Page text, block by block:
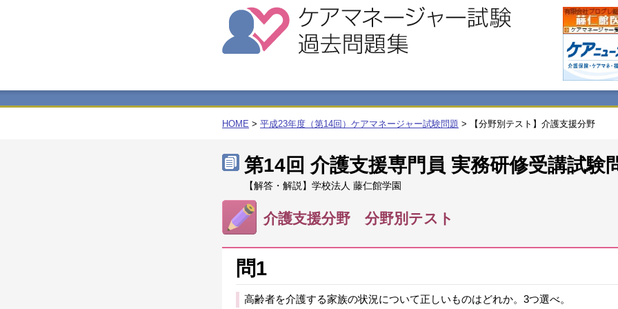
HOME > 平成23年度（第14回）ケアマネージャー試験問題 > 【分野別テスト】介護支援分野
第14回 介護支援専門員 実務研修受講試験
【解答・解説】学校法人 藤仁館学園
介護支援分野 分野別テスト
問1
高齢者を介護する家族の状況について正しいものはどれか。3つ選べ。